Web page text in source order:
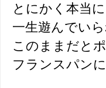
とにかく本当
一生遊んでい
このままだと
フランスパン